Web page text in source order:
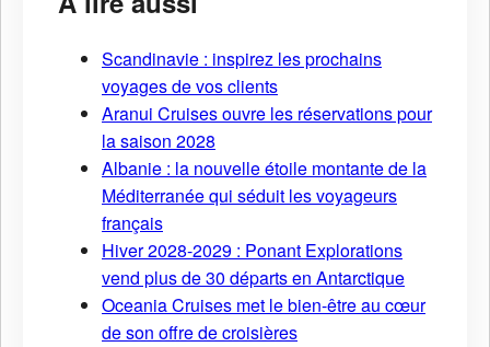
Scandinavie : inspirez les prochains
voyages de vos clients
Aranui Cruises ouvre les réservations pour
la saison 2028
Albanie : la nouvelle étoile montante de la
Méditerranée qui séduit les voyageurs
français
Hiver 2028-2029 : Ponant Explorations
vend plus de 30 départs en Antarctique
Oceania Cruises met le bien-être au cœur
de son offre de croisières